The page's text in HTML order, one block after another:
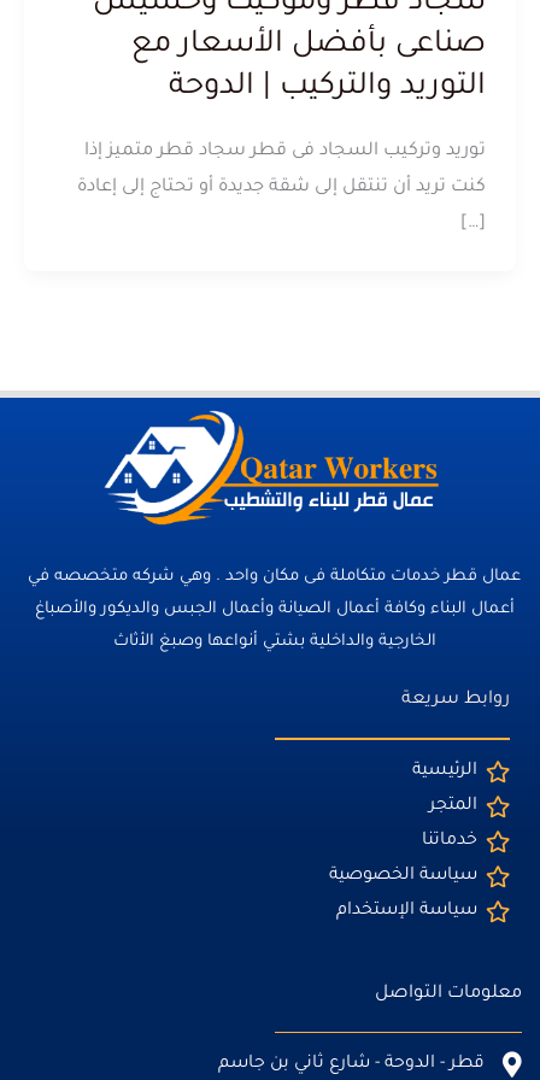
صناعى بأفضل الأسعار مع
التوريد والتركيب | الدوحة
توريد وتركيب السجاد فى قطر سجاد قطر متميز إذا
كنت تريد أن تنتقل إلى شقة جديدة أو تحتاج إلى إعادة
[…]
عمال قطر خدمات متكاملة فى مكان واحد . وهي شركه متخصصه في
أعمال البناء وكافة أعمال الصيانة وأعمال الجبس والديكور والأصباغ
الخارجية والداخلية بشتي أنواعها وصبغ الأثاث
روابط سريعة
الرئيسية
المتجر
خدماتنا
سياسة الخصوصية
سياسة الإستخدام
معلومات التواصل
قطر - الدوحة - شارع ثاني بن جاسم